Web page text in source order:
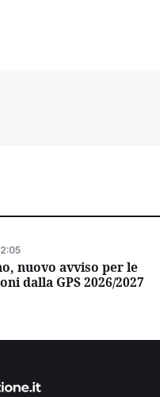
nuovo avviso per le
dalla GPS 2026/2027